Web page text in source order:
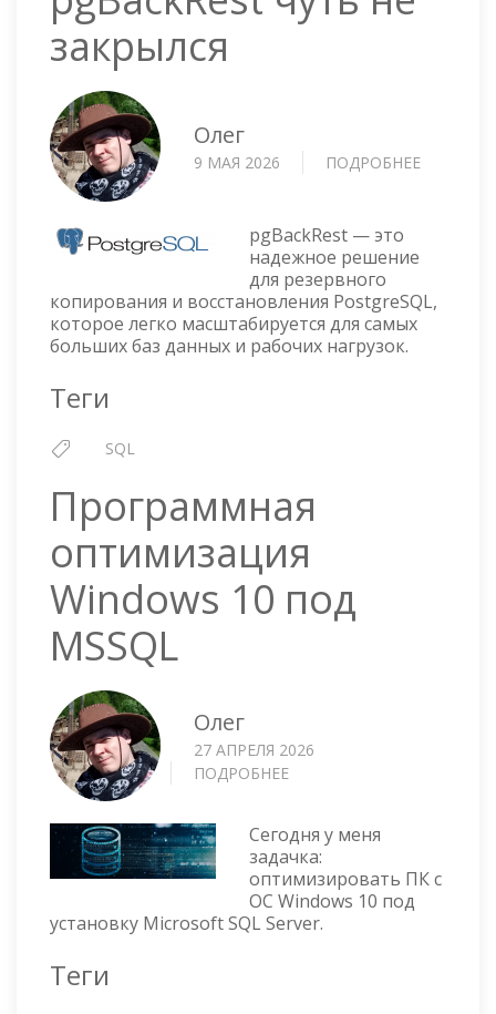
закрылся
Олег
9 МАЯ 2026 ПОДРОБНЕЕ
pgBackRest — это
надежное решение
для резервного
копирования и восстановления PostgreSQL,
которое легко масштабируется для самых
больших баз данных и рабочих нагрузок.
Теги
SQL
Программная
оптимизация
Windows 10 под
MSSQL
Олег
27 АПРЕЛЯ 2026
ПОДРОБНЕЕ
WINDOWS
10
ПОД
MSSQL
Сегодня у меня
задачка:
оптимизировать ПК с
ОС Windows 10 под
установку Microsoft SQL Server.
Теги